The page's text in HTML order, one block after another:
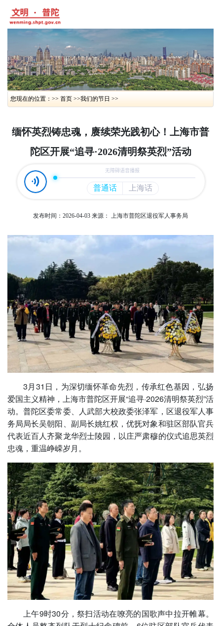
您现在的位置：>> 首页 >>我们的节日 >>
缅怀英烈铸忠魂，赓续荣光践初心！上海市普
陀区开展“追寻·2026清明祭英烈”活动
发布时间：2026-04-03 来源： 上海市普陀区退役军人事务局
3月31日，为深切缅怀革命先烈，传承红色基因，弘扬
爱国主义精神，上海市普陀区开展“追寻·2026清明祭英烈”活
动。普陀区委常委、人武部大校政委张泽军，区退役军人事
务局局长吴朝阳、副局长姚红权，优抚对象和驻区部队官兵
代表近百人齐聚龙华烈士陵园，以庄严肃穆的仪式追思英烈
忠魂，重温峥嵘岁月。
上午9时30分，祭扫活动在嘹亮的国歌声中拉开帷幕。